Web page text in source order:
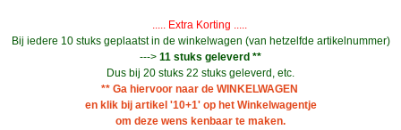
..... Extra Korting .....
Bij iedere 10 stuks geplaatst in de winkelwagen (van hetzelfde artikelnummer)
---> 11 stuks geleverd **
Dus bij 20 stuks 22 stuks geleverd, etc.
** Ga hiervoor naar de WINKELWAGEN
en klik bij artikel '10+1' op het Winkelwagentje
om deze wens kenbaar te maken.